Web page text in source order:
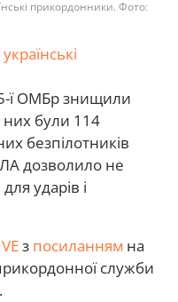
прикордонники. Фото:
українські
ї ОМБр знищили
них були 114
безпілотників
дозволило не
ударів і
з посиланням на
служби